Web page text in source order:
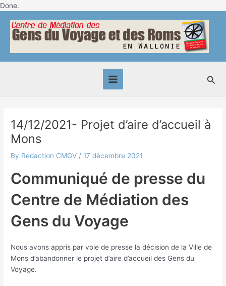
Done.
content
Main
Menu
14/12/2021- Projet d’aire d’accueil à
Mons
By Rédaction CMGV / 17 décembre 2021
Communiqué de presse du
Centre de Médiation des
Gens du Voyage
Nous avons appris par voie de presse la décision de la Ville de
Mons d’abandonner le projet d’aire d’accueil des Gens du
Voyage.
navigation